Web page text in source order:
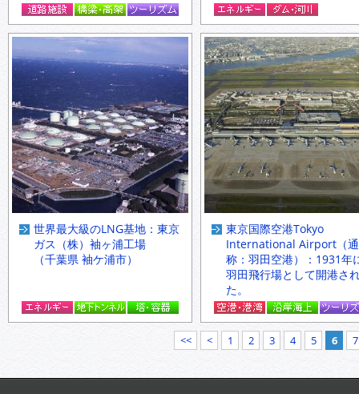
世界最大級のLNG基地：東京
ガス（株）袖ヶ浦工場
（千葉県 袖ケ浦市）
東京国際空港Tokyo
International Airport（通
称：羽田空港）：1931年
羽田飛行場として開港さ
た。
<< < 1 2 3 4 5 6 7